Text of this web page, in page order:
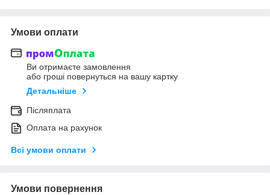
Умови оплати
Ви отримаєте замовлення
або гроші повернуться на вашу картку
Детальніше
Післяплата
Оплата на рахунок
Всі умови оплати
Умови повернення